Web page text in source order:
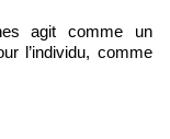
agit comme un
l’individu, comme